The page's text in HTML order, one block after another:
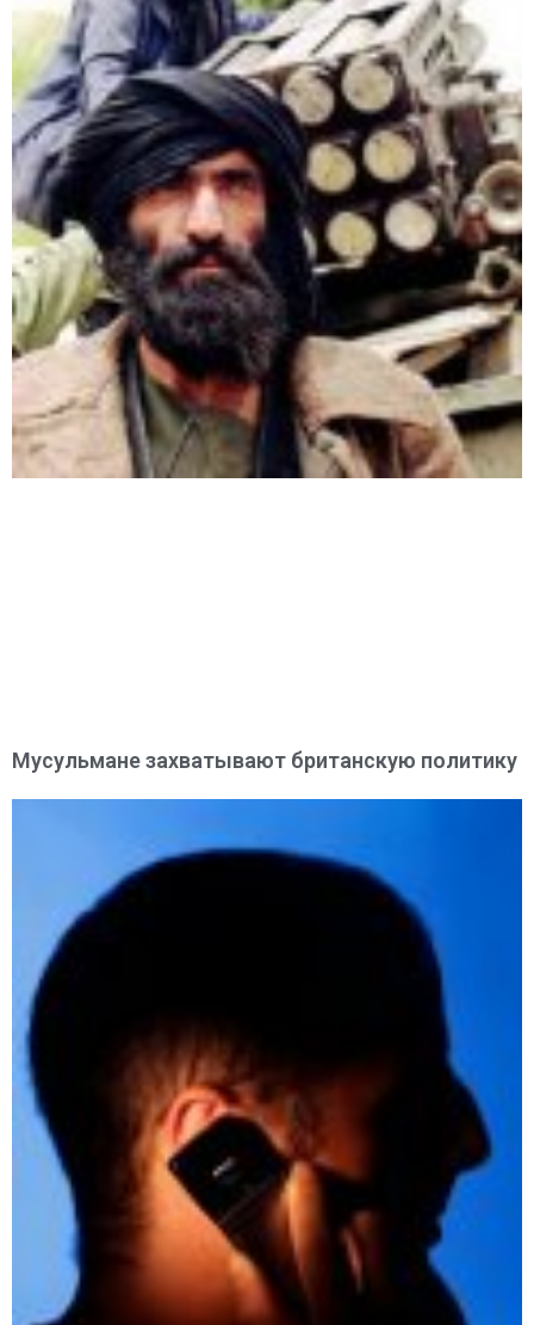
Мусульмане захватывают британскую политику